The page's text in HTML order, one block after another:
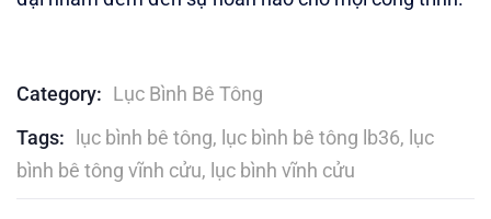
Category: Lục Bình Bê Tông
Tags:
lục bình bê tông, lục bình bê tông lb36, lục
bình bê tông vĩnh cửu, lục bình vĩnh cửu